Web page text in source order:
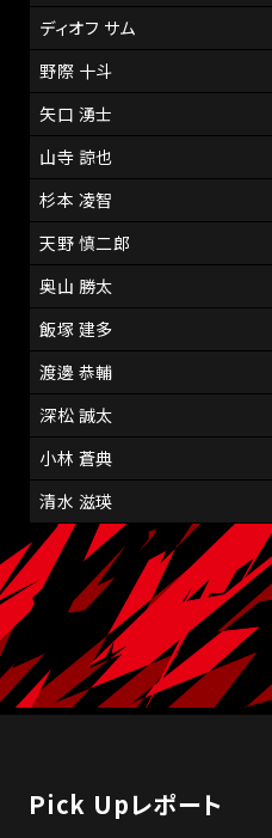
ディオフ サム
野際 十斗
矢口 湧士
山寺 諒也
杉本 凌智
天野 慎二郎
奥山 勝太
飯塚 建多
渡邊 恭輔
深松 誠太
小林 蒼典
清水 滋瑛
Pick Upレポート